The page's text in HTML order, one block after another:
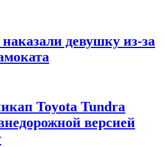
девушку из-за
Toyota Tundra
версией